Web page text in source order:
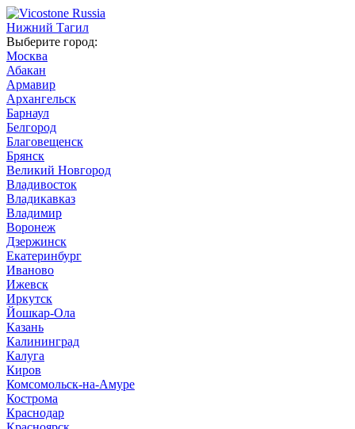
Нижний Тагил
Выберите город:
Москва
Абакан
Армавир
Архангельск
Барнаул
Белгород
Благовещенск
Брянск
Великий Новгород
Владивосток
Владикавказ
Владимир
Воронеж
Дзержинск
Екатеринбург
Иваново
Ижевск
Иркутск
Йошкар-Ола
Казань
Калининград
Калуга
Киров
Комсомольск-на-Амуре
Кострома
Краснодар